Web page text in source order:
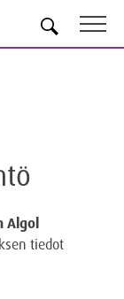
Algol
tiedot